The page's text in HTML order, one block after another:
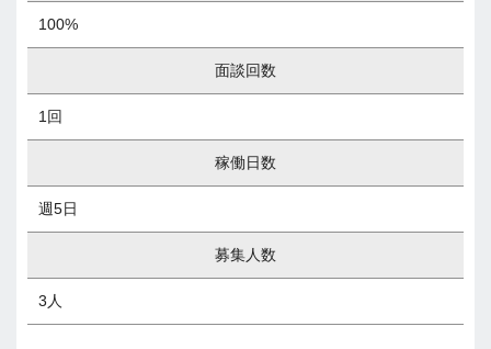
100%
面談回数
1回
稼働日数
週5日
募集人数
3人